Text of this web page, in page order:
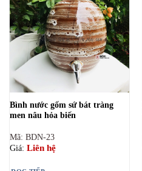
Bình nước gốm sứ bát tràng
men nâu hỏa biến
Mã: BDN-23
Giá: Liên hệ